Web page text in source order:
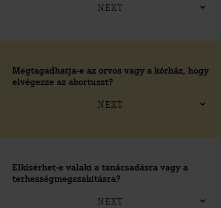
NEXT
Megtagadhatja-e az orvos vagy a kórház, hogy
elvégezze az abortuszt?
NEXT
Elkísérhet-e valaki a tanácsadásra vagy a
terhességmegszakításra?
NEXT